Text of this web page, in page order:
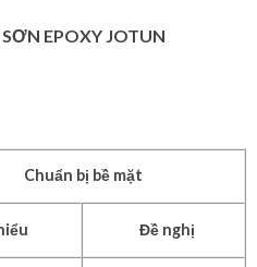
EPOXY JOTUN
Chuẩn bị bề mặt
Đề nghị